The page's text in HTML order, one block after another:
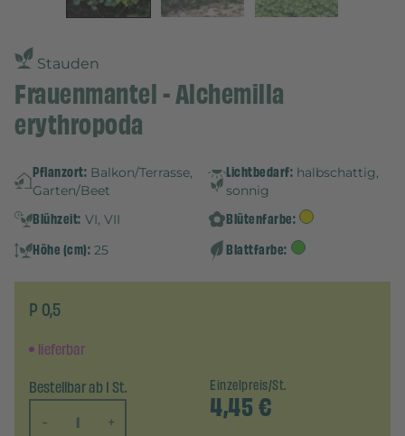
Stauden
Frauenmantel - Alchemilla
erythropoda
Pflanzort: Balkon/Terrasse,
Garten/Beet
Lichtbedarf: halbschattig,
sonnig
Blühzeit: VI, VII
Blütenfarbe:
Höhe (cm): 25 Blattfarbe:
P 0,5
lieferbar
Bestellbar ab 1 St.
-
+
Einzelpreis/St.
4,45€